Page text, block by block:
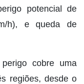
potencial de
h), e queda de
cobre uma
regiões, desde o